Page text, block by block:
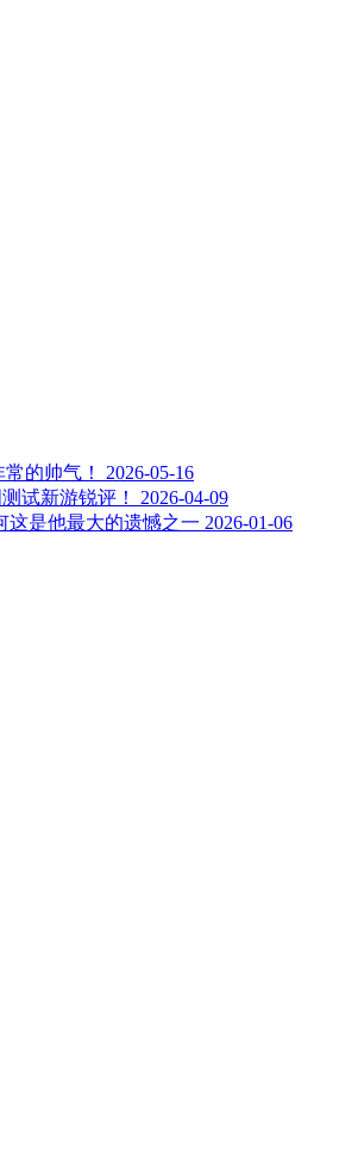
的帅气！
2026-05-16
试新游锐评！
2026-04-09
是他最大的遗憾之一 2026-01-06